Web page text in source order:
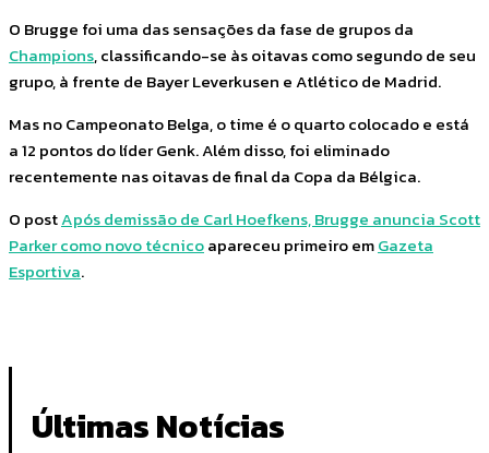
O Brugge foi uma das sensações da fase de grupos da
Champions, classificando-se às oitavas como segundo de seu
grupo, à frente de Bayer Leverkusen e Atlético de Madrid.
Mas no Campeonato Belga, o time é o quarto colocado e está
a 12 pontos do líder Genk. Além disso, foi eliminado
recentemente nas oitavas de final da Copa da Bélgica.
O postApós demissão de Carl Hoefkens, Brugge anuncia Scott
Parker como novo técnicoapareceu primeiro emGazeta
Esportiva.
Últimas Notícias